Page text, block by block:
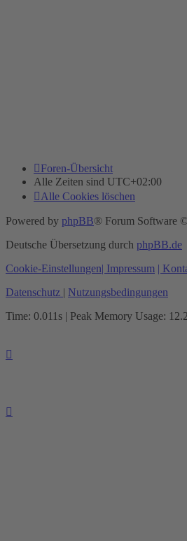
Foren-Übersicht
Alle Zeiten sind UTC+02:00
Alle Cookies löschen
Powered by phpBB® Forum Software
Deutsche Übersetzung durch phpBB.de
Cookie-Einstellungen| Impressum |
Datenschutz | Nutzungsbedingungen
Time: 0.011s | Peak Memory Usage: